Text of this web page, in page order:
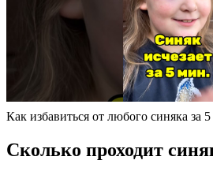
Как избавиться от любого синяка за
Сколько проходит